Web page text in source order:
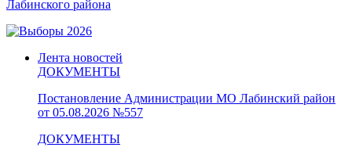
Лабинского района
Лента новостей
ДОКУМЕНТЫ
Постановление Администрации МО Лабинский район
от 05.08.2026 №557
ДОКУМЕНТЫ